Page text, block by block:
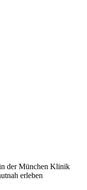
der München Klinik
erleben